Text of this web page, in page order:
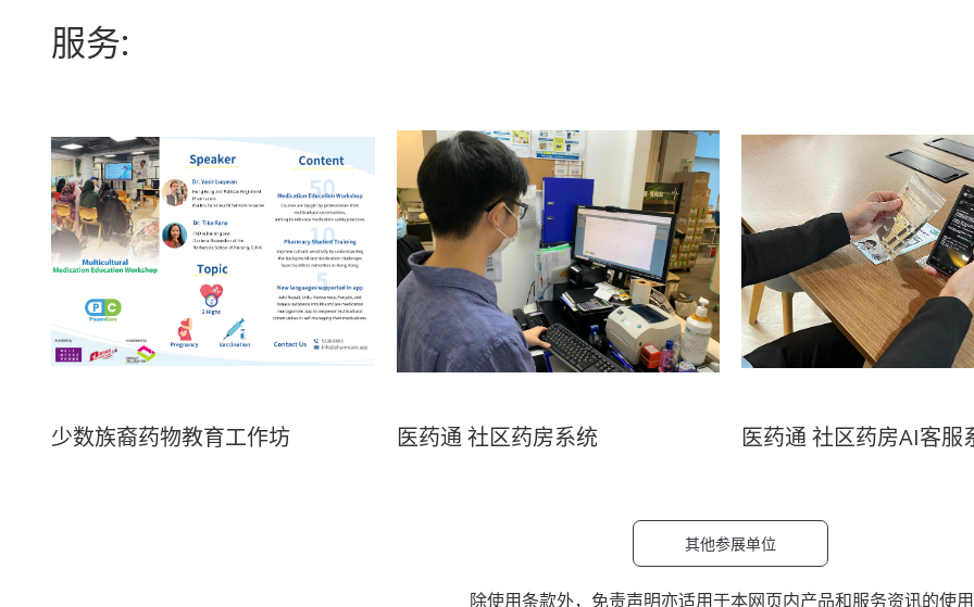
服务:
少数族裔药物教育工作坊 医药通 社区药房系统 医药通 社区药房AI客服
其他参展单位
除使用条款外， 免责声明亦适用于本网页内产品和服务资讯的使